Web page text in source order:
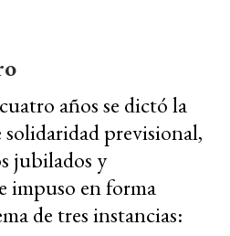
años se dictó la
previsional,
jubilados y
impuso en forma
de tres instancias: